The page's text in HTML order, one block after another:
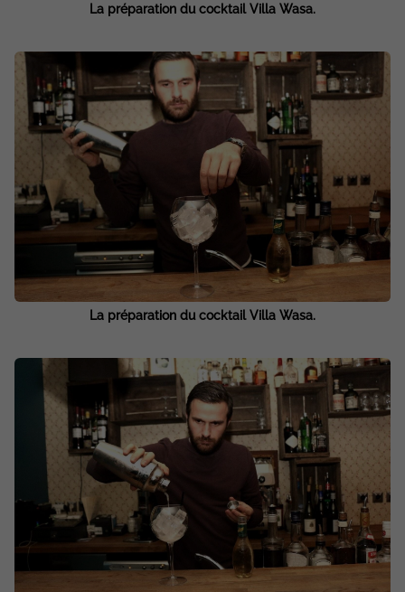
La préparation du cocktail Villa Wasa.
La préparation du cocktail Villa Wasa.